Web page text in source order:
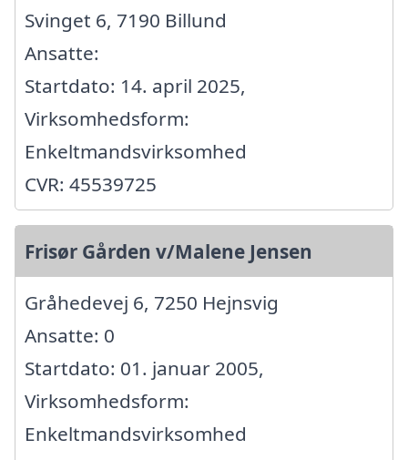
Svinget 6, 7190 Billund
Ansatte:
Startdato: 14. april 2025,
Virksomhedsform:
Enkeltmandsvirksomhed
CVR: 45539725
Frisør Gården v/Malene Jensen
Gråhedevej 6, 7250 Hejnsvig
Ansatte: 0
Startdato: 01. januar 2005,
Virksomhedsform:
Enkeltmandsvirksomhed